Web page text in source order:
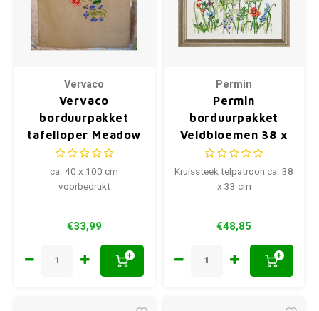
Vervaco
Vervaco
borduurpakket
tafelloper Meadow
Flowers
ca. 40 x 100 cm
voorbedrukt
€33,99
+
Permin
Permin
borduurpakket
Veldbloemen 38 x
33 cm 70-0306
Kruissteek telpatroon ca. 38
x 33 cm
€48,85
+